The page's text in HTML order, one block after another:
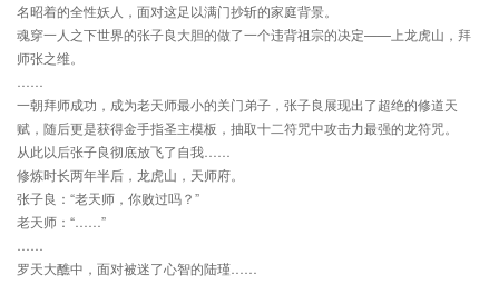
名昭着的全性妖人，面对这足以满门抄斩的家庭背景。
魂穿一人之下世界的张子良大胆的做了一个违背祖宗的决定——上龙虎山，拜
师张之维。
一朝拜师成功，成为老天师最小的关门弟子，张子良展现出了超绝的修道天
赋，随后更是获得金手指圣主模板，抽取十二符咒中攻击力最强的龙符咒。
从此以后张子良彻底放飞了自我……
修炼时长两年半后，龙虎山，天师府。
张子良：“老天师，你败过吗？”
老天师：“……”
罗天大醮中，面对被迷了心智的陆瑾……